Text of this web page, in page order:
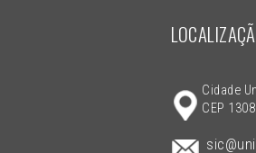
Cidade
CEP